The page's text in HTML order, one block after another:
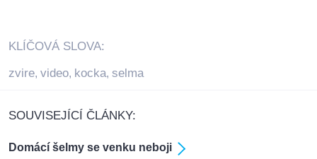
KLÍČOVÁ SLOVA:
zvire, video, kocka, selma
SOUVISEJÍCÍ ČLÁNKY:
Domácí šelmy se venku neboji